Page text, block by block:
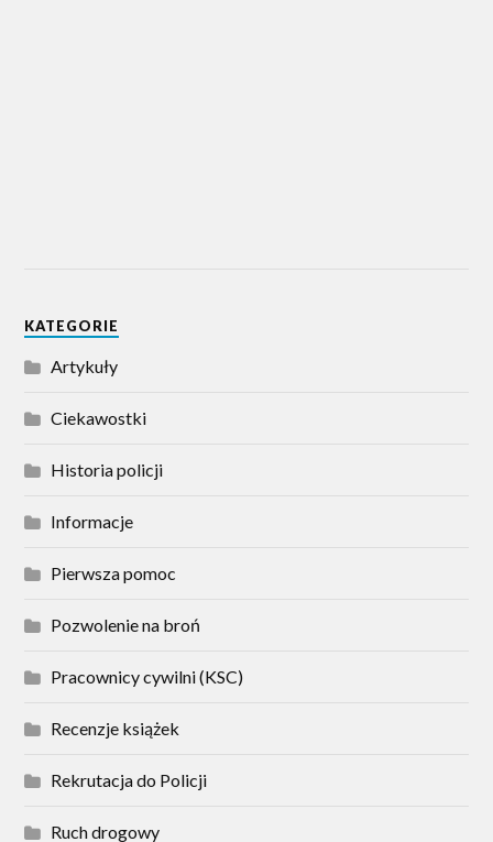
KATEGORIE
Artykuły
Ciekawostki
Historia policji
Informacje
Pierwsza pomoc
Pozwolenie na broń
Pracownicy cywilni (KSC)
Recenzje książek
Rekrutacja do Policji
Ruch drogowy